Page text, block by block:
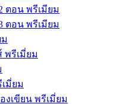
ตอน พรีเมียม
ตอน พรีเมียม
พรีเมี่ยม
มี่ยม
งเขียน พรีเมี่ยม